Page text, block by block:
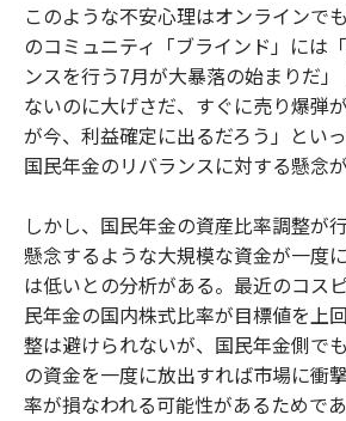
このような不安心理はオンラインで
のコミュニティ「ブラインド」には
ンスを行う7月が大暴落の始まりだ
ないのに大げさだ、すぐに売り爆弾
が今、利益確定に出るだろう」とい
国民年金のリバランスに対する懸念
しかし、国民年金の資産比率調整が
懸念するような大規模な資金が一度
は低いとの分析がある。最近のコス
民年金の国内株式比率が目標値を上
整は避けられないが、国民年金側で
の資金を一度に放出すれば市場に衝
率が損なわれる可能性があるためであ